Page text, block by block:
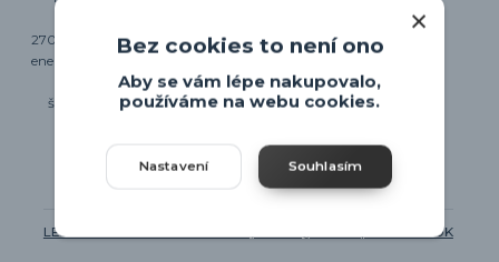
LED žárovka E14 - malá baňka 4,2W - ZQ1E21 - Teplá bílá 2700K
Bez cookies to není ono
Aby se vám lépe nakupovalo,
používáme na webu cookies.
Nastavení Souhlasím